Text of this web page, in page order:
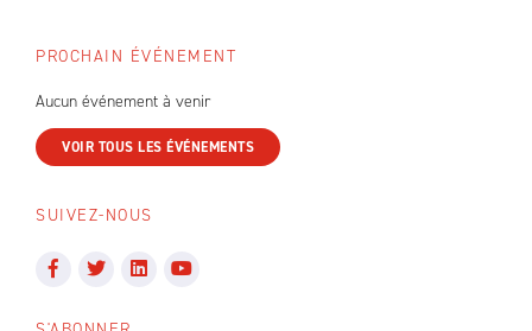
PROCHAIN ÉVÉNEMENT
Aucun événement à venir
VOIR TOUS LES ÉVÉNEMENTS
SUIVEZ-NOUS